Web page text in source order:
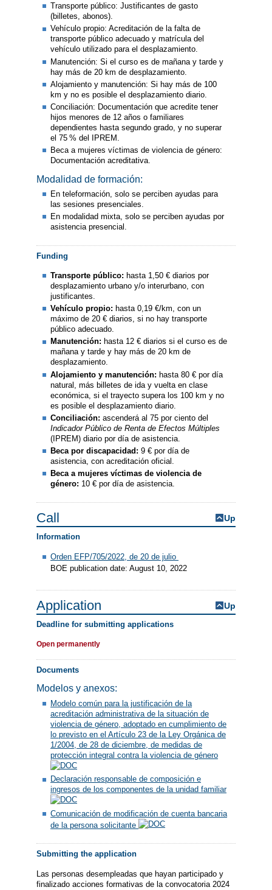
Transporte público: Justificantes de gasto
(billetes, abonos).
Vehículo propio: Acreditación de la falta de
transporte público adecuado y matrícula del
vehículo utilizado para el desplazamiento.
Manutención: Si el curso es de mañana y tarde y
hay más de 20 km de desplazamiento.
Alojamiento y manutención: Si hay más de 100
km y no es posible el desplazamiento diario.
Conciliación: Documentación que acredite tener
hijos menores de 12 años o familiares
dependientes hasta segundo grado, y no superar
el 75 % del IPREM.
Beca a mujeres víctimas de violencia de género:
Documentación acreditativa.
Modalidad de formación:
En teleformación, solo se perciben ayudas para
las sesiones presenciales.
En modalidad mixta, solo se perciben ayudas por
asistencia presencial.
Funding
Transporte público: hasta 1,50 € diarios por
desplazamiento urbano y/o interurbano, con
justificantes.
Vehículo propio: hasta 0,19 €/km, con un
máximo de 20 € diarios, si no hay transporte
público adecuado.
Manutención: hasta 12 € diarios si el curso es de
mañana y tarde y hay más de 20 km de
desplazamiento.
Alojamiento y manutención: hasta 80 € por día
natural, más billetes de ida y vuelta en clase
económica, si el trayecto supera los 100 km y no
es posible el desplazamiento diario.
Conciliación: ascenderá al 75 por ciento del
Indicador Público de Renta de Efectos Múltiples
(IPREM) diario por día de asistencia.
Beca por discapacidad: 9 € por día de
asistencia, con acreditación oficial.
Beca a mujeres víctimas de violencia de
género: 10 € por día de asistencia.
Call Up
Information
Orden EFP/705/2022, de 20 de julio
BOE publication date: August 10, 2022
Application Up
Deadline for submitting applications
Open permanently
Documents
Modelos y anexos:
Modelo común para la justificación de la
acreditación administrativa de la situación de
violencia de género, adoptado en cumplimiento de
lo previsto en el Artículo 23 de la Ley Orgánica de
1/2004, de 28 de diciembre, de medidas de
protección integral contra la violencia de género
Declaración responsable de composición e
ingresos de los componentes de la unidad familiar
Comunicación de modificación de cuenta bancaria
de la persona solicitante
Submitting the application
Las personas desempleadas que hayan participado y
finalizado acciones formativas de la convocatoria 2024